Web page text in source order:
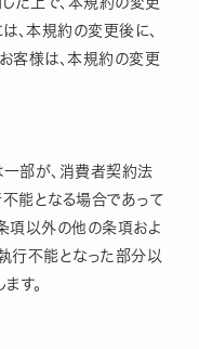
、本規約の変更後に、
客様は、本規約の変更
部が、消費者契約法
能となる場合であって
項以外の他の条項およ
行不能となった部分以
す。